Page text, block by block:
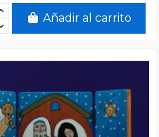
Añadir al carrito